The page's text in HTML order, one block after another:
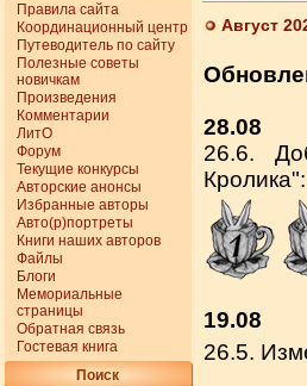
Правила сайта
Координационный центр
Путеводитель по сайту
Полезные советы
новичкам
Произведения
Комментарии
ЛитО
Форум
Текущие конкурсы
Авторские анонсы
Избранные авторы
Авто(р)портреты
Книги наших авторов
Файлы
Блоги
Мемориальные
страницы
Обратная связь
Гостевая книга
Поиск
Август
28.08
26.6.
Кролика":
19.08
26.5.